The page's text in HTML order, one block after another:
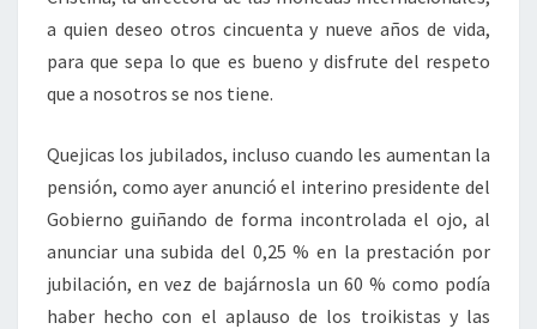
a quien deseo otros cincuenta y nueve años de vida,
para que sepa lo que es bueno y disfrute del respeto
que a nosotros se nos tiene.
Quejicas los jubilados, incluso cuando les aumentan la
pensión, como ayer anunció el interino presidente del
Gobierno guiñando de forma incontrolada el ojo, al
anunciar una subida del 0,25 % en la prestación por
jubilación, en vez de bajárnosla un 60 % como podía
haber hecho con el aplauso de los troikistas y las